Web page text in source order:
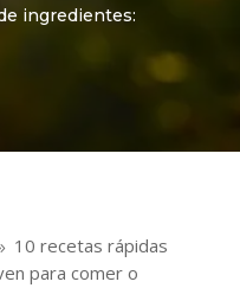
ingredientes:
10 recetas rápidas
para comer o